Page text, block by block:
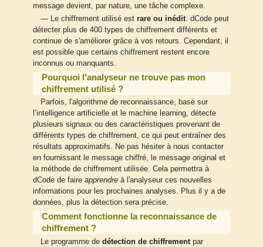
message devient, par nature, une tâche complexe.
— Le chiffrement utilisé est rare ou inédit. dCode peut
détecter plus de 400 types de chiffrement différents et
continue de s'améliorer grâce à vos retours. Cependant, il
est possible que certains chiffrement restent encore
inconnus ou manquants.
Pourquoi l'analyseur ne trouve pas mon
chiffrement utilisé ?
Parfois, l'algorithme de reconnaissance, basé sur
l’intelligence artificielle et le machine learning, détecte
plusieurs signaux ou des caractéristiques provenant de
différents types de chiffrement, ce qui peut entraîner des
résultats approximatifs. Ne pas hésiter à nous contacter
en fournissant le message chiffré, le message original et
la méthode de chiffrement utilisée. Cela permettra à
dCode de faire apprendre à l'analyseur ces nouvelles
informations pour les prochaines analyses. Plus il y a de
données, plus la détection sera précise.
Comment fonctionne la reconnaissance de
chiffrement ?
Le programme de détection de chiffrementpar